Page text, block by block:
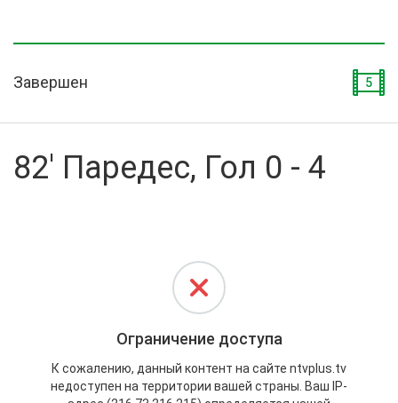
О сайте
Завершен 5
82' Паредес, Гол 0 - 4